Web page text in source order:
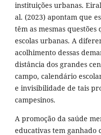
instituições urbanas.
al. (2023) apontam que
têm as mesmas
escolas urbanas. A
acolhimento dessas
distância dos grandes
campo, calendário
e invisibilidade de tais
campesinos.
A promoção da saúde
educativas tem ganhado